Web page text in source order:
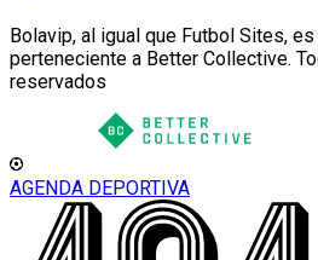
Bolavip, al igual que Futbol Sites,
perteneciente a Better Collective.
reservados
AGENDA DEPORTIVA